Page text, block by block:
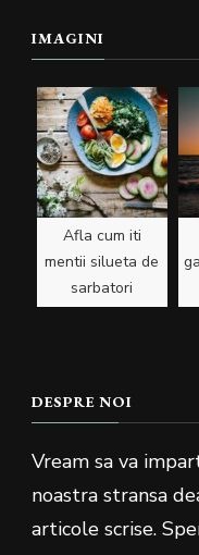
IMAGINI
Afla cum iti
mentii silueta de
sarbatori
DESPRE NOI
Vream sa va
noastra stransa
articole scrise.